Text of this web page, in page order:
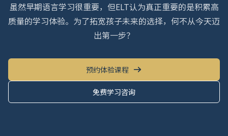
虽然早期语言学习很重要，但ELT认为真正重要的是积累高
质量的学习体验。为了拓宽孩子未来的选择，何不从今天迈
出第一步？
预约体验课程
免费学习咨询